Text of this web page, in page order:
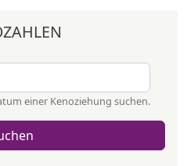
einer Kenoziehung suchen.